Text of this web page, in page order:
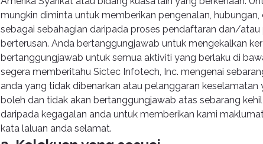
mungkin diminta untuk memberikan pengenalan,
sebagai sebahagian daripada proses pendaftaran dan/
berterusan. Anda bertanggungjawab untuk mengekalkan
bertanggungjawab untuk semua aktiviti yang berlaku di
segera memberitahu Sictec Infotech, Inc. mengenai
anda yang tidak dibenarkan atau pelanggaran keselamatan
boleh dan tidak akan bertanggungjawab atas sebarang
daripada kegagalan anda untuk memberikan kami
kata laluan anda selamat.